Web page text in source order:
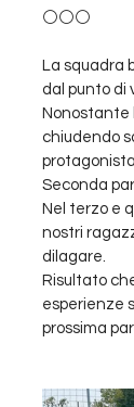
⚪⚪⚪
La squadra
dal punto di
Nonostante
chiudendo
Seconda
Nel terzo e
nostri
dilagare.
Risultato
esperienze
prossima